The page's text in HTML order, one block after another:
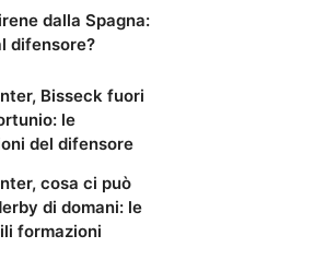
dalla Spagna:
difensore?
Bisseck fuori
le
del difensore
cosa ci può
di domani: le
formazioni